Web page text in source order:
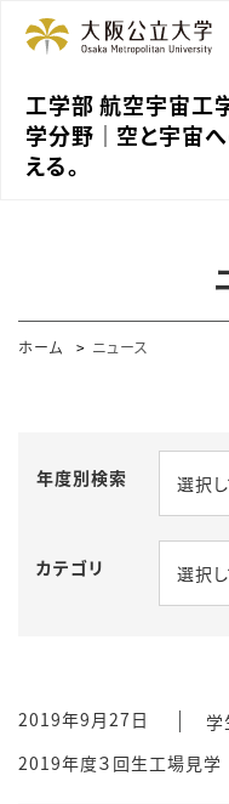
工学部 航空宇宙工
学分野｜空と宇宙
える。
ホーム ニュース
年度別検索 選択
カテゴリ 選択
2019年9月27日
学
2019年度３回生工場見学